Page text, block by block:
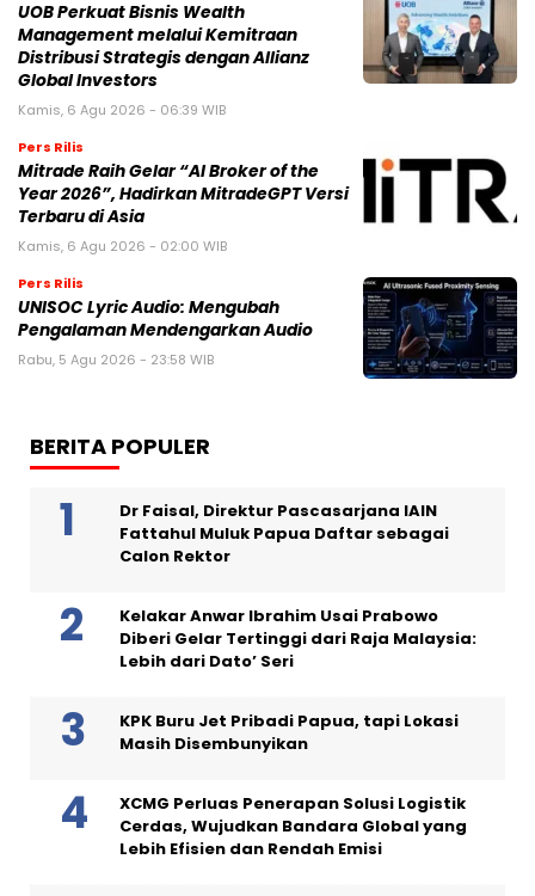
UOB Perkuat Bisnis Wealth
Management melalui Kemitraan
Distribusi Strategis dengan Allianz
Global Investors
Kamis, 6 Agu 2026 - 06:39 WIB
Pers Rilis
Mitrade Raih Gelar “AI Broker of the
Year 2026”, Hadirkan MitradeGPT Versi
Terbaru di Asia
Kamis, 6 Agu 2026 - 02:00 WIB
Pers Rilis
UNISOC Lyric Audio: Mengubah
Pengalaman Mendengarkan Audio
Rabu, 5 Agu 2026 - 23:58 WIB
BERITA POPULER
Dr Faisal, Direktur Pascasarjana IAIN
Fattahul Muluk Papua Daftar sebagai
Calon Rektor
Kelakar Anwar Ibrahim Usai Prabowo
Diberi Gelar Tertinggi dari Raja Malaysia:
Lebih dari Dato’ Seri
KPK Buru Jet Pribadi Papua, tapi Lokasi
Masih Disembunyikan
XCMG Perluas Penerapan Solusi Logistik
Cerdas, Wujudkan Bandara Global yang
Lebih Efisien dan Rendah Emisi